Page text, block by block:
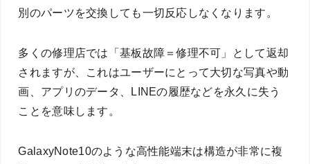
別のパーツを交換しても一切反応しなくなります。
多くの修理店では「基板故障＝修理不可」として返却
されますが、これはユーザーにとって大切な写真や動
画、アプリのデータ、LINEの履歴などを永久に失う
ことを意味します。
GalaxyNote10のような高性能端末は構造が非常に複